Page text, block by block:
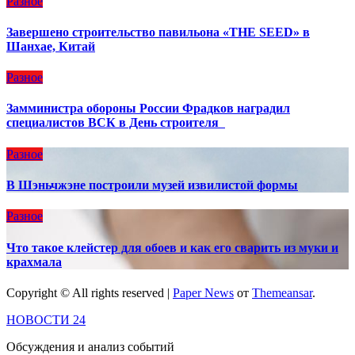
Завершено строительство павильона «THE SEED» в
Шанхае, Китай
Разное
Замминистра обороны России Фрадков наградил
специалистов ВСК в День строителя
Разное
В Шэньчжэне построили музей извилистой формы
Разное
Что такое клейстер для обоев и как его сварить из муки и
крахмала
Copyright © All rights reserved | Paper News от Themeansar.
НОВОСТИ 24
Обсуждения и анализ событий